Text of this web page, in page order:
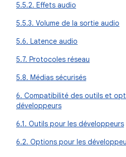
5.5.2. Effets audio
5.5.3. Volume de la sortie audio
5.6. Latence audio
5.7. Protocoles réseau
5.8. Médias sécurisés
6. Compatibilité des outils et
développeurs
6.1. Outils pour les développeurs
6.2. Options pour les